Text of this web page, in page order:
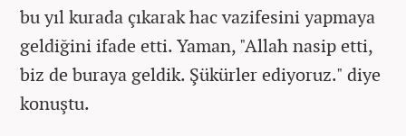
bu yıl kurada çıkarak hac vazifesini yapmaya
geldiğini ifade etti. Yaman, "Allah nasip etti,
biz de buraya geldik. Şükürler ediyoruz." diye
konuştu.